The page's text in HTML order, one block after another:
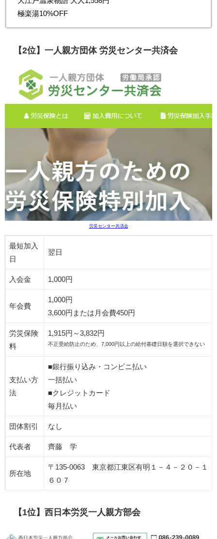
極楽湯10%OFF
【2位】一人親方団体 労災センター共済会
労災センター共済会
最短加入
日
翌日
入会金 1,000円
年会費
1,000円
3,600円または月会費450円
労災保険
料
1,915円～3,832円
不正受給防止のため、7,000円以上の給付基礎日額を選択できない
支払い方
法
■銀行振り込み・コンビニ払い
一括払い
■クレジットカード
毎月払い
団体割引 なし
代表者 齊藤 学
所在地
〒135-0063 東京都江東区有明１－４－２０－１
６０７
【1位】西日本労災一人親方部会